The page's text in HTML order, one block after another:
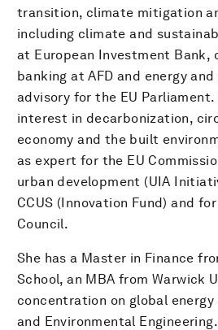
transition, climate mitigation
including climate and
at European Investment Bank,
banking at AFD and energy
advisory for the EU Parliament.
interest in decarbonization,
economy and the built
as expert for the EU
urban development (UIA
CCUS (Innovation Fund) and
Council.
She has a Master in Finance
School, an MBA from Warwick
concentration on global energy
and Environmental Engineering.